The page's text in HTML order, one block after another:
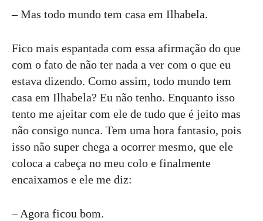
– Mas todo mundo tem casa em Ilhabela.
Fico mais espantada com essa afirmação do que
com o fato de não ter nada a ver com o que eu
estava dizendo. Como assim, todo mundo tem
casa em Ilhabela? Eu não tenho. Enquanto isso
tento me ajeitar com ele de tudo que é jeito mas
não consigo nunca. Tem uma hora fantasio, pois
isso não super chega a ocorrer mesmo, que ele
coloca a cabeça no meu colo e finalmente
encaixamos e ele me diz:
– Agora ficou bom.